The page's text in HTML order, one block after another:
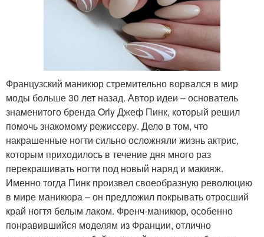
Французский маникюр стремительно ворвался в мир
моды больше 30 лет назад. Автор идеи – основатель
знаменитого бренда Orly Джеф Пинк, который решил
помочь знакомому режиссеру. Дело в том, что
накрашенные ногти сильно осложняли жизнь актрис,
которым приходилось в течение дня много раз
перекрашивать ногти под новый наряд и макияж.
Именно тогда Пинк произвел своеобразную революцию
в мире маникюра – он предложил покрывать отросший
край ногтя белым лаком. Френч-маникюр, особенно
понравившийся моделям из Франции, отлично